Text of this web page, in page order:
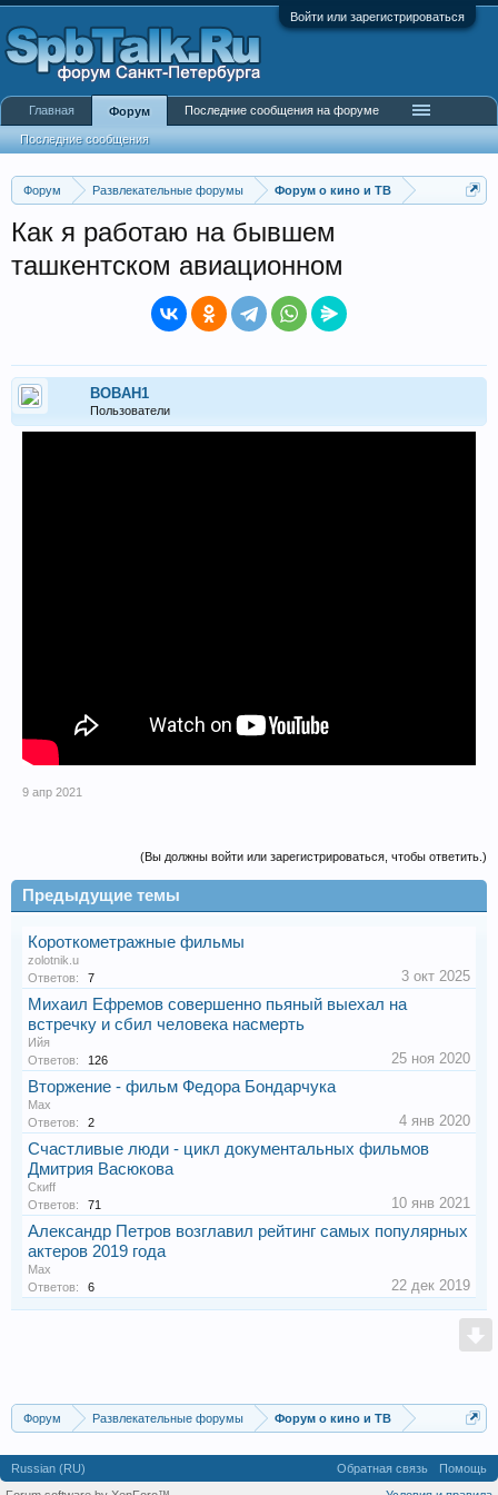
Войти или зарегистрироваться
Форум Развлекательные форумы Форум о кино и ТВ
Как я работаю на бывшем
ташкентском авиационном
BOBAH1
Пользователи
9 апр 2021
(Вы должны войти или зарегистрироваться, чтобы ответить.)
Предыдущие темы
Короткометражные фильмы
zolotnik.u
Ответов:
7 3 окт 2025
Михаил Ефремов совершенно пьяный выехал на
встречку и сбил человека насмерть
Ийя
Ответов:
126 25 ноя 2020
Вторжение - фильм Федора Бондарчука
Max
Ответов:
2 4 янв 2020
Счастливые люди - цикл документальных фильмов
Дмитрия Васюкова
Скиff
Ответов:
71 10 янв 2021
Александр Петров возглавил рейтинг самых популярных
актеров 2019 года
Max
Ответов:
6 22 дек 2019
Форум Развлекательные форумы Форум о кино и ТВ
Главная Форум
Последние сообщения
Последние сообщения на форуме
Russian (RU) Обратная связь
Помощь